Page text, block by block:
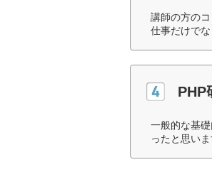
講師の方の
仕事だけで
PHP
一般的な基
ったと思い